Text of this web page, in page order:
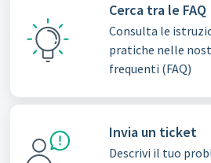
Cerca tra le FAQ
Consulta le
pratiche nelle
frequenti (FAQ)
Invia un ticket
Descrivi il tuo